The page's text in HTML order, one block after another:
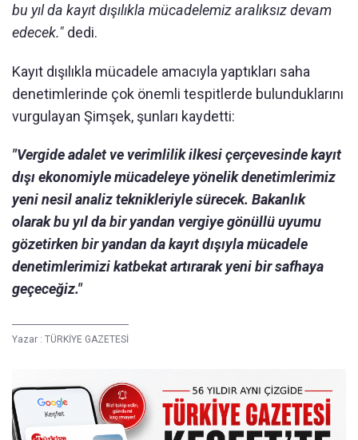
bu yıl da kayıt dışılıkla mücadelemiz aralıksız devam
edecek." dedi.
Kayıt dışılıkla mücadele amacıyla yaptıkları saha
denetimlerinde çok önemli tespitlerde bulunduklarını
vurgulayan Şimşek, şunları kaydetti:
"Vergide adalet ve verimlilik ilkesi çerçevesinde kayıt
dışı ekonomiyle mücadeleye yönelik denetimlerimiz
yeni nesil analiz teknikleriyle sürecek. Bakanlık
olarak bu yıl da bir yandan vergiye gönüllü uyumu
gözetirken bir yandan da kayıt dışıyla mücadele
denetimlerimizi katbekat artırarak yeni bir safhaya
geçeceğiz."
Yazar : TÜRKİYE GAZETESİ